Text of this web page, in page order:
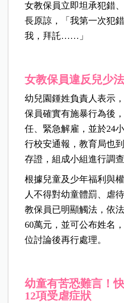
女教保員立即坦承犯錯
長原諒，「我第一次犯
我，拜託……」
女教保員違反兒少
幼兒園鍾姓負責人表示
保員確實有施暴行為後
任、緊急解雇，並於24
行校安通報，教育局也
存證，組成小組進行調查
根據兒童及少年福利與
人不得對幼童體罰、虐
教保員已明顯觸法，依
60萬元，並可公布姓名
位討論後再行處理。
幼童有苦恐難言！
12項受虐症狀